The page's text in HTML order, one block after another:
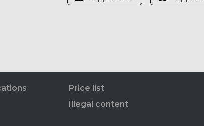
Price list
Illegal content